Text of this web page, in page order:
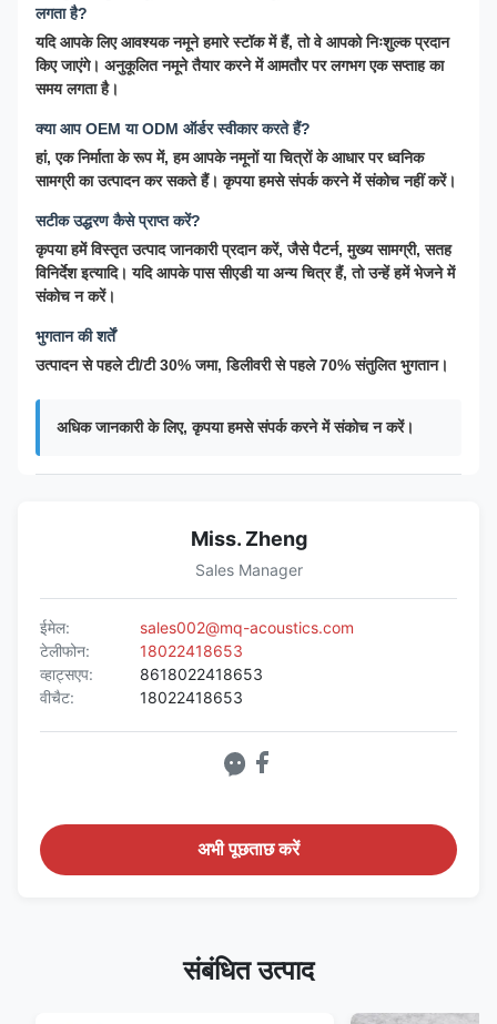
लगता है?
यदि आपके लिए आवश्यक नमूने हमारे स्टॉक में हैं, तो वे आपको निःशुल्क प्रदान
किए जाएंगे। अनुकूलित नमूने तैयार करने में आमतौर पर लगभग एक सप्ताह का
समय लगता है।
क्या आप OEM या ODM ऑर्डर स्वीकार करते हैं?
हां, एक निर्माता के रूप में, हम आपके नमूनों या चित्रों के आधार पर ध्वनिक
सामग्री का उत्पादन कर सकते हैं। कृपया हमसे संपर्क करने में संकोच नहीं करें।
सटीक उद्धरण कैसे प्राप्त करें?
कृपया हमें विस्तृत उत्पाद जानकारी प्रदान करें, जैसे पैटर्न, मुख्य सामग्री, सतह
विनिर्देश इत्यादि। यदि आपके पास सीएडी या अन्य चित्र हैं, तो उन्हें हमें भेजने में
संकोच न करें।
भुगतान की शर्तें
उत्पादन से पहले टी/टी 30% जमा, डिलीवरी से पहले 70% संतुलित भुगतान।
अधिक जानकारी के लिए, कृपया हमसे संपर्क करने में संकोच न करें।
Miss. Zheng
Sales Manager
ईमेल:
sales002@mq-acoustics.com
टेलीफोन:
18022418653
व्हाट्सएप:
8618022418653
वीचैट:
18022418653
अभी पूछताछ करें
संबंधित उत्पाद